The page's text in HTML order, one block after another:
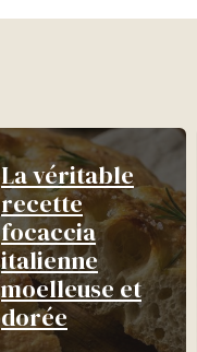
La véritable
recette
focaccia
italienne
moelleuse et
dorée